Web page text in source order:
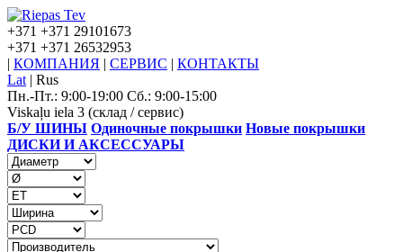
+371 +371 29101673
+371 +371 26532953
| КОМПАНИЯ | СЕРВИС | КОНТАКТЫ
Lat | Rus
Пн.-Пт.: 9:00-19:00 Сб.: 9:00-15:00
Viskaļu iela 3 (склад / сервис)
Б/У ШИНЫ Одиночные покрышки Новые покрышки
ДИСКИ И АКСЕССУАРЫ